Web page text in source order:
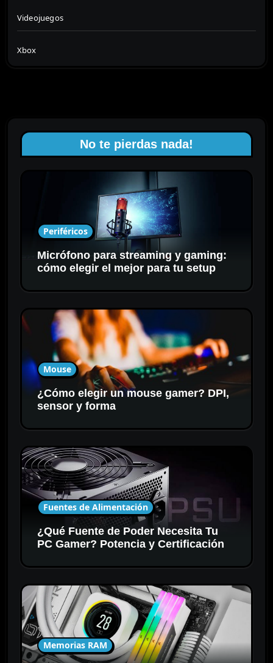
Videojuegos
Xbox
No te pierdas nada!
Periféricos
Micrófono para streaming y gaming:
cómo elegir el mejor para tu setup
Mouse
¿Cómo elegir un mouse gamer? DPI,
sensor y forma
Fuentes de Alimentación
¿Qué Fuente de Poder Necesita Tu
PC Gamer? Potencia y Certificación
Memorias RAM